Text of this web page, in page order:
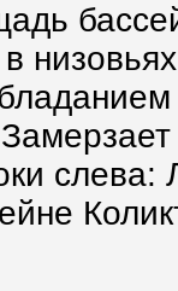
слева: